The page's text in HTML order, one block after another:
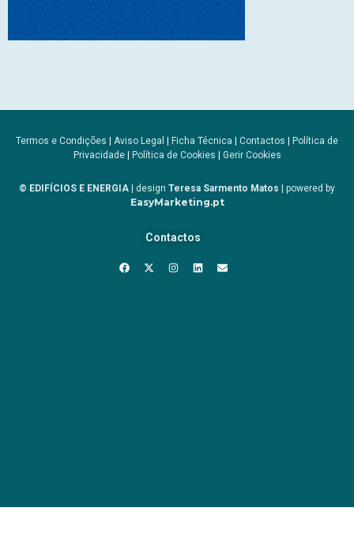
Termos e Condições Aviso Legal Ficha Técnica Contactos
Política de
Privacidade| Política de Cookies Gerir Cookies
© EDIFÍCIOS E ENERGIA | design Teresa Sarmento Matos | powered by
EasyMarketing.pt
Contactos